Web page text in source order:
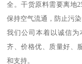
全。干货原料需要离地
保持空气流通，防止污染
我们公司本着以诚信
齐、价格优、质量好、
和支持。